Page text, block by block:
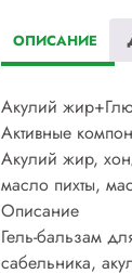
ОПИСАНИЕ
Акулий
Активные
Акулий жир,
масло пихты,
Описание
Гель-бальзам
сабельника,